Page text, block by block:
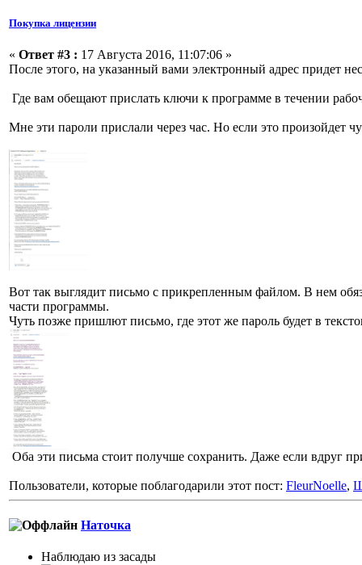
Покупка лицензии
« Ответ #3 : 17 Августа 2016, 11:07:06 »
После этого, на указанный вами электронный адрес придет
Где вам обещают прислать ключи к программе в течении
Мне эти пароли прислали через час. Но если это произойдет
Вот так выглядит письмо с прикрепленным файлом. В нем
части программы.
Чуть позже пришлют письмо, где этот же пароль будет в
Оба эти письма стоит получше сохранить. Даже если вдруг
Пользователи, которые поблагодарили этот пост: FleurNoelle,
Наточка
Наблюдаю из засады